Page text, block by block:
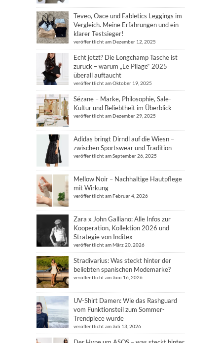
Teveo, Oace und Fabletics Leggings im
Vergleich. Meine Erfahrungen und ein
klarer Testsieger!
veröffentlicht am Dezember 12, 2025
Echt jetzt? Die Longchamp Tasche ist
zurück – warum „Le Pliage“ 2025
überall auftaucht
veröffentlicht am Oktober 19, 2025
Sézane – Marke, Philosophie, Sale-
Kultur und Beliebtheit im Überblick
veröffentlicht am Dezember 29, 2025
Adidas bringt Dirndl auf die Wiesn –
zwischen Sportswear und Tradition
veröffentlicht am September 26, 2025
Mellow Noir – Nachhaltige Hautpflege
mit Wirkung
veröffentlicht am Februar 4, 2026
Zara x John Galliano: Alle Infos zur
Kooperation, Kollektion 2026 und
Strategie von Inditex
veröffentlicht am März 20, 2026
Stradivarius: Was steckt hinter der
beliebten spanischen Modemarke?
veröffentlicht am Juni 16, 2026
UV-Shirt Damen: Wie das Rashguard
vom Funktionsteil zum Sommer-
Trendpiece wurde
veröffentlicht am Juli 13, 2026